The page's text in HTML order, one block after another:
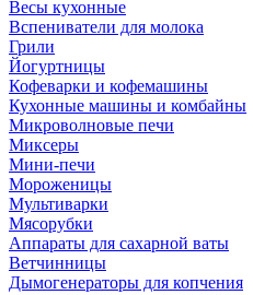
Весы кухонные
Вспениватели для молока
Грили
Йогуртницы
Кофеварки и кофемашины
Кухонные машины и комбайны
Микроволновые печи
Миксеры
Мини-печи
Мороженицы
Мультиварки
Мясорубки
Аппараты для сахарной ваты
Ветчинницы
Дымогенераторы для копчения